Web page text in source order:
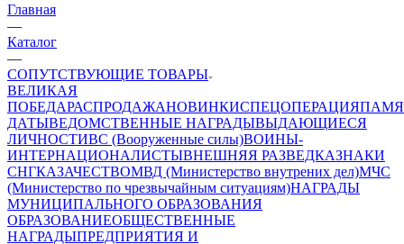
Главная
—
Каталог
—
СОПУТСТВУЮЩИЕ ТОВАРЫ
ВЕЛИКАЯ
ПОБЕДАРАСПРОДАЖАНОВИНКИСПЕЦОПЕРАЦИЯ
ДАТЫВЕДОМСТВЕННЫЕ НАГРАДЫВЫДАЮЩИЕСЯ
ЛИЧНОСТИВС (Вооруженные силы)ВОИНЫ-
ИНТЕРНАЦИОНАЛИСТЫВНЕШНЯЯ РАЗВЕДКАЗНАКИ
СНГКАЗАЧЕСТВОМВД (Министерство внутрених дел)МЧС
(Министерство по чрезвычайным ситуациям)НАГРАДЫ
МУНИЦИПАЛЬНОГО ОБРАЗОВАНИЯ
ОБРАЗОВАНИЕОБЩЕСТВЕННЫЕ
НАГРАДЫПРЕДПРИЯТИЯ И